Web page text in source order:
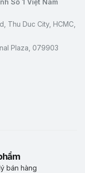
Số 1 Việt Nam
Thu Duc City, HCMC,
Plaza, 079903
bán hàng